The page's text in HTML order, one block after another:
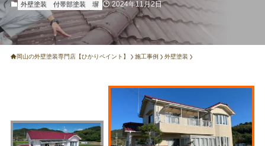
外壁塗装 付帯部塗装 塀 2024年11月2日
岡山の外壁塗装専門店【ひかりペイント】 施工事例 外壁塗装